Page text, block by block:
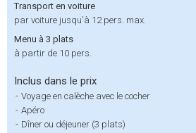
Transport en voiture
par voiture jusqu'à 12 pers. max.
Menu à 3 plats
à partir de 10 pers.
Inclus dans le prix
- Voyage en calèche avec le cocher
- Apéro
- Dîner ou déjeuner (3 plats)